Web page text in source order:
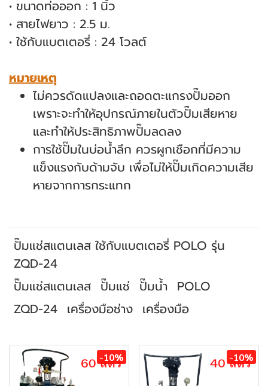
• ขนาดท่อออก : 1 นิ้ว
• สายไฟยาว : 2.5 ม.
• ใช้กับแบตเตอรี่ : 24 โวลต์
หมายเหตุ
ไม่ควรดัดแปลงและถอดตะแกรงปั๊มออก
เพราะจะทำให้อุปกรณ์ภายในตัวปั๊มเสียหาย
และทำให้ประสิทธิภาพปั๊มลดลง
การใช้ปั๊มในบ่อน้ำลึก ควรผูกเชือกที่มีความ
แข็งแรงกับด้ามจับ เพื่อไม่ให้ปั๊มเกิดความเสีย
หายจากการกระแทก
ปั๊มแช่สแตนเลส ใช้กับแบตเตอรี่ POLO รุ่น
ZQD-24
ปั๊มแช่สแตนเลส ปั๊มแช่ ปั๊มน้ำ POLO
ZQD-24 เครื่องมือช่าง เครื่องมือ
-10% -10%